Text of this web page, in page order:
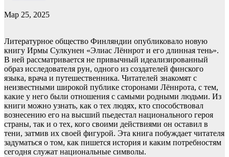
Мар 25, 2025
Литературное общество Финляндии опубликовало новую
книгу Ирмы Сулкунен «Элиас Лённрот и его длинная тень».
В ней рассматривается не привычный идеализированный
образ исследователя рун, одного из создателей финского
языка, врача и путешественника. Читателей знакомят с
неизвестными широкой публике сторонами Лённрота, с тем,
какие у него были отношения с самыми родными людьми. Из
книги можно узнать, как о тех людях, кто способствовал
вознесению его на высший пьедестал национального героя
страны, так и о тех, кого своими действиями он оставил в
тени, затмив их своей фигурой. Эта книга побуждает читателя
задуматься о том, как пишется история и каким потребностям
сегодня служат национальные символы.